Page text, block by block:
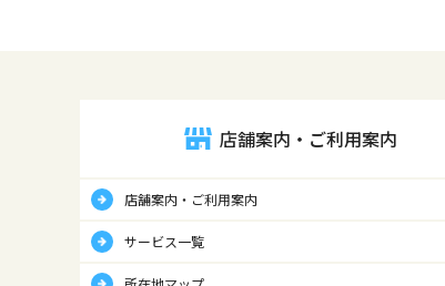
店舗案内・ご利用案内
店舗案内・ご利用案内
サービス一覧